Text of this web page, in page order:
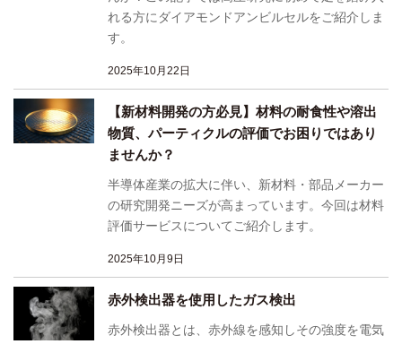
れる方にダイアモンドアンビルセルをご紹介しま
す。
2025年10月22日
【新材料開発の方必見】材料の耐食性や溶出
物質、パーティクルの評価でお困りではあり
ませんか？
半導体産業の拡大に伴い、新材料・部品メーカー
の研究開発ニーズが高まっています。今回は材料
評価サービスについてご紹介します。
2025年10月9日
赤外検出器を使用したガス検出
赤外検出器とは、赤外線を感知しその強度を電気